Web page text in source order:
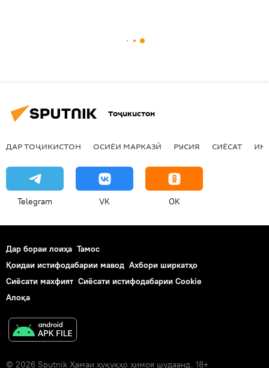
Тоҷикистон
ДАР ТОҶИКИСТОН ОСИЁИ МАРКАЗӢ РУСИЯ СИЁСАТ
Telegram VK OK
Дар бораи лоиҳа Тамос
Қоидаи истифодабарии мавод Ахбори ширкатҳо
Сиёсати махфият Сиёсати истифодабарии Cookie
Алоқа
© 2026 Sputnik Ҳамаи ҳуқуқҳо ҳимоя шудаанд. 18+